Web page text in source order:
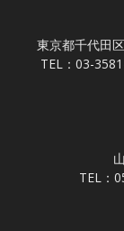
東京都千代田
TEL：03-
TEL：